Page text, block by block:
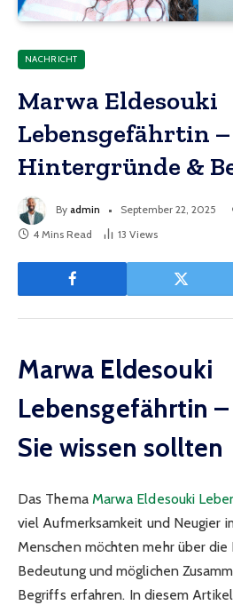
NACHRICHT
Marwa Eldesouki
Lebensgefährtin –
Hintergründe &
By admin September 22, 2025
4 Mins Read
13 Views
Marwa Eldesouki
Lebensgefährtin
Sie wissen sollten
Das Thema Marwa Eldesouki
viel Aufmerksamkeit und Neugier
Menschen möchten mehr über die
Bedeutung und möglichen
Begriffs erfahren. In diesem